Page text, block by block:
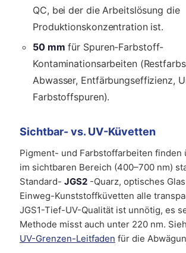
QC, bei der die Arbeitslösung die
Produktionskonzentration ist.
50 mm für Spuren-Farbstoff-
Kontaminationsarbeiten
Abwasser, Entfärbungseffizienz,
Farbstoffspuren).
Sichtbar- vs. UV-Küvetten
Pigment- und Farbstoffarbeiten finden
im sichtbaren Bereich (400–700 nm)
Standard- JGS2 -Quarz, optisches
Einweg-Kunststoffküvetten alle
JGS1-Tief-UV-Qualität ist unnötig, es
Methode misst auch unter 220 nm.
UV-Grenzen-Leitfaden für die